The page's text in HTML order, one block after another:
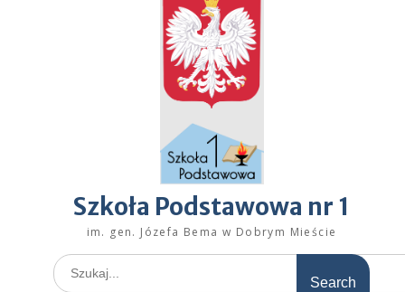
Szkoła Podstawowa nr 1
im. gen. Józefa Bema w Dobrym Mieście
Search
for: